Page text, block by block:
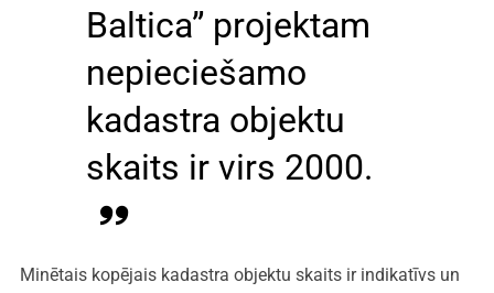
Baltica” projektam
nepieciešamo
kadastra objektu
skaits ir virs 2000.
Minētais kopējais kadastra objektu skaits ir indikatīvs un